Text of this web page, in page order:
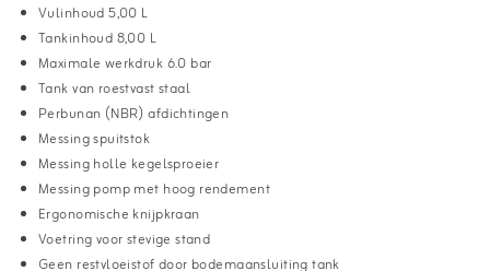
Vulinhoud 5,00 L
Tankinhoud 8,00 L
Maximale werkdruk 6.0 bar
Tank van roestvast staal
Perbunan (NBR) afdichtingen
Messing spuitstok
Messing holle kegelsproeier
Messing pomp met hoog rendement
Ergonomische knijpkraan
Voetring voor stevige stand
Geen restvloeistof door bodemaansluiting tank